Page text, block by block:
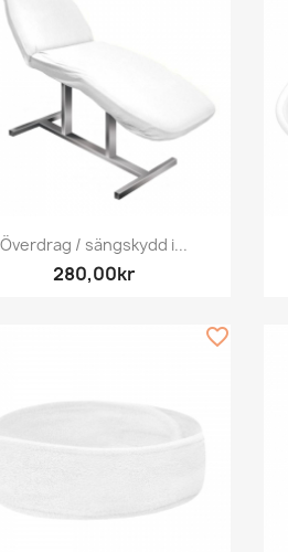
Snabbvy
Överdrag / sängskydd i...
280,00kr
favorite_border